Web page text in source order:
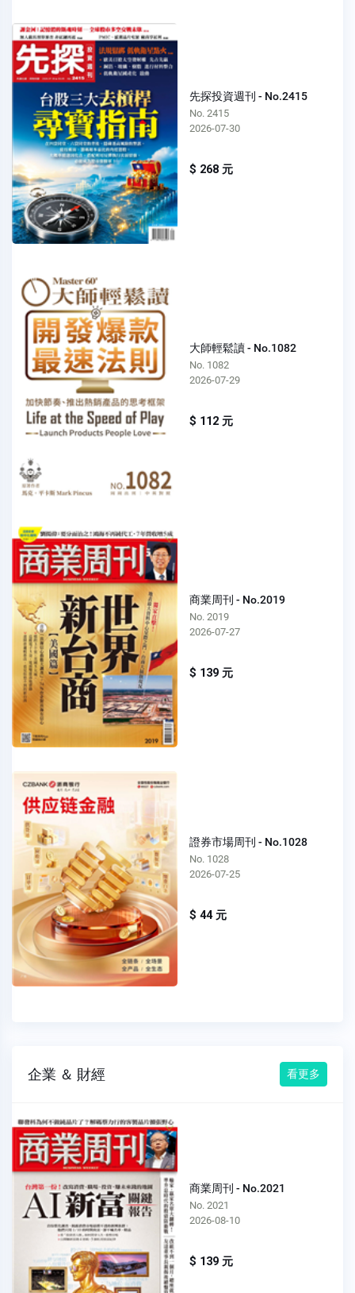
先探投資週刊 - No.2415
No. 2415
2026-07-30
$ 268 元
大師輕鬆讀 - No.1082
No. 1082
2026-07-29
$ 112 元
商業周刊 - No.2019
No. 2019
2026-07-27
$ 139 元
證券市場周刊 - No.1028
No. 1028
2026-07-25
$ 44 元
企業 ＆ 財經 看更多
商業周刊 - No.2021
No. 2021
2026-08-10
$ 139 元